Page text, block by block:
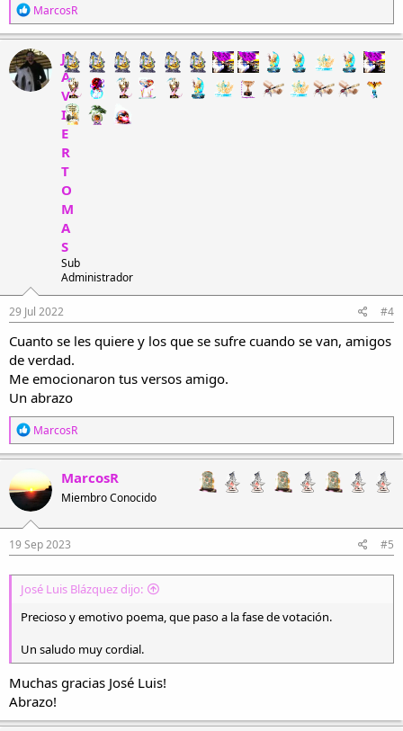
R
e
a
c
c
i
o
MarcosR
J
A
V
I
E
R
T
O
M
A
S
Sub
Administrador
29 Jul 2022 #4
Cuanto se les quiere y los que se sufre cuando se van, amigos
de verdad.
Me emocionaron tus versos amigo.
Un abrazo
R
e
a
c
i
o
n
e
s
:
MarcosR
MarcosR
Miembro Conocido
19 Sep 2023 #5
José Luis Blázquez dijo:
Precioso y emotivo poema, que paso a la fase de votación.
Un saludo muy cordial.
Muchas gracias José Luis!
Abrazo!